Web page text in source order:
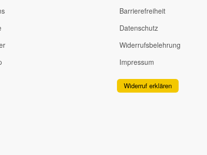
Barrierefreiheit
Datenschutz
Widerrufsbelehrung
Impressum
Widerruf erklären